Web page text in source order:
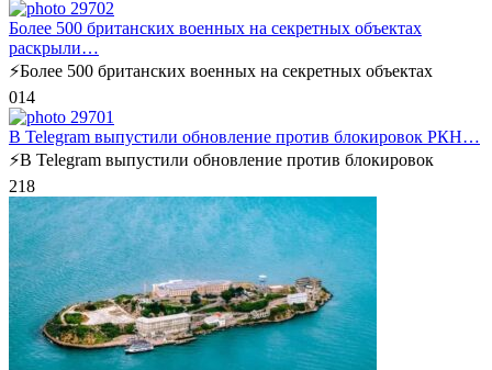
Более 500 британских военных на секретных объектах
раскрыли…
⚡️Более 500 британских военных на секретных объектах
014
В Telegram выпустили обновление против блокировок РКН…
⚡️В Telegram выпустили обновление против блокировок
218